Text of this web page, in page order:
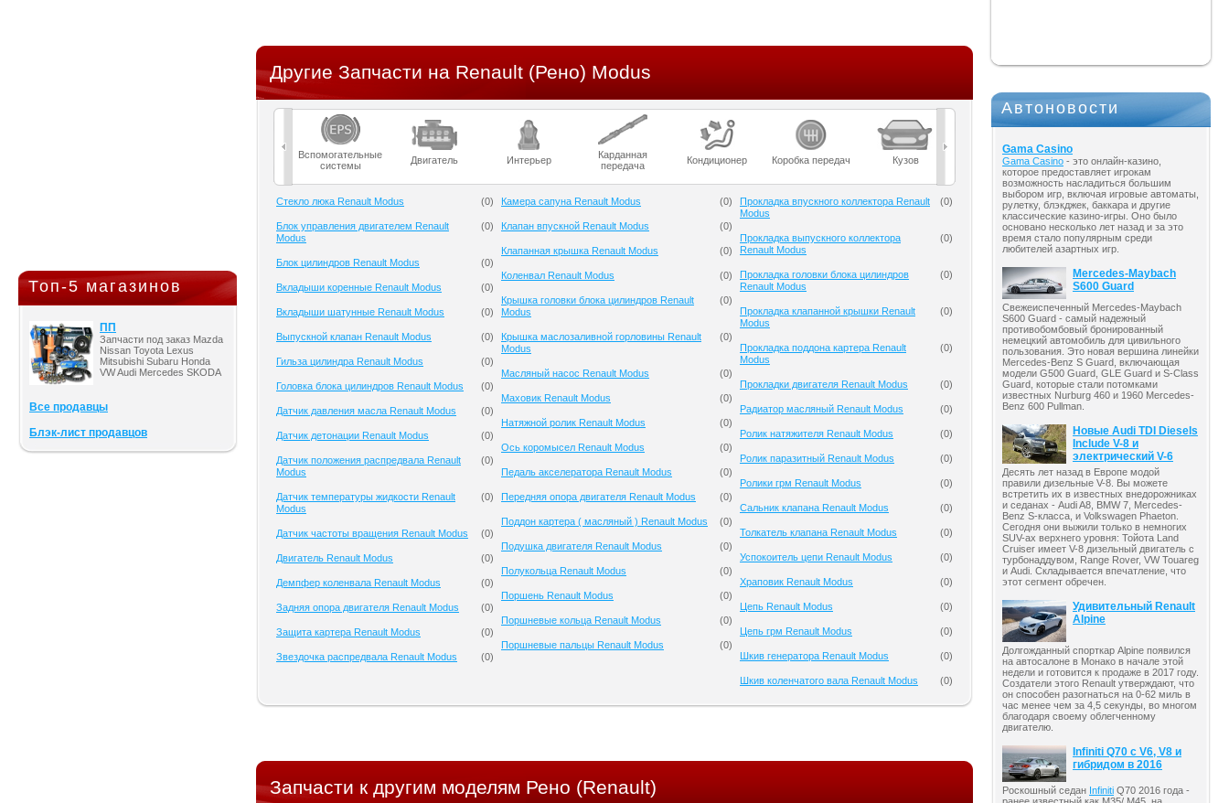
Топ-5 магазинов
ПП
Запчасти под заказ Mazda
Nissan Toyota Lexus
Mitsubishi Subaru Honda
VW Audi Mercedes SKODA
Все продавцы
Блэк-лист продавцов
Другие Запчасти на Renault (Рено) Modus
Вспомогательные
системы
Двигатель Интерьер
Карданная
передача
Кондиционер Коробка передач Кузов Масла Мост
Cтекло люка Renault Modus (0)
Блок управления двигателем Renault
Modus
(0)
Блок цилиндров Renault Modus (0)
Вкладыши коренные Renault Modus (0)
Вкладыши шатунные Renault Modus (0)
Выпускной клапан Renault Modus (0)
Гильза цилиндра Renault Modus (0)
Головка блока цилиндров Renault Modus (0)
Датчик давления масла Renault Modus (0)
Датчик детонации Renault Modus (0)
Датчик положения распредвала Renault
Modus
(0)
Датчик температуры жидкости Renault
Modus
(0)
Датчик частоты вращения Renault Modus (0)
Двигатель Renault Modus (0)
Демпфер коленвала Renault Modus (0)
Задняя опора двигателя Renault Modus (0)
Защита картера Renault Modus (0)
Звездочка распредвала Renault Modus (0)
Камера сапуна Renault Modus (0)
Клапан впускной Renault Modus (0)
Клапанная крышка Renault Modus (0)
Коленвал Renault Modus (0)
Крышка головки блока цилиндров Renault
Modus
(0)
Крышка маслозаливной горловины Renault
Modus
(0)
Масляный насос Renault Modus (0)
Маховик Renault Modus (0)
Натяжной ролик Renault Modus (0)
Ось коромысел Renault Modus (0)
Педаль акселератора Renault Modus (0)
Передняя опора двигателя Renault Modus (0)
Поддон картера ( масляный ) Renault Modus (0)
Подушка двигателя Renault Modus (0)
Полукольца Renault Modus (0)
Поршень Renault Modus (0)
Поршневые кольца Renault Modus (0)
Поршневые пальцы Renault Modus (0)
Прокладка впускного коллектора Renault
Modus
(0)
Прокладка выпускного коллектора
Renault Modus
(0)
Прокладка головки блока цилиндров
Renault Modus
(0)
Прокладка клапанной крышки Renault
Modus
(0)
Прокладка поддона картера Renault
Modus
(0)
Прокладки двигателя Renault Modus (0)
Радиатор масляный Renault Modus (0)
Ролик натяжителя Renault Modus (0)
Ролик паразитный Renault Modus (0)
Ролики грм Renault Modus (0)
Сальник клапана Renault Modus (0)
Толкатель клапана Renault Modus (0)
Успокоитель цепи Renault Modus (0)
Храповик Renault Modus (0)
Цепь Renault Modus (0)
Цепь грм Renault Modus (0)
Шкив генератора Renault Modus (0)
Шкив коленчатого вала Renault Modus (0)
Запчасти к другим моделям Рено (Renault)
Автоновости
Gama Casino
Gama Casino - это онлайн-казино,
которое предоставляет игрокам
возможность насладиться большим
выбором игр, включая игровые автоматы,
рулетку, блэкджек, баккара и другие
классические казино-игры. Оно было
основано несколько лет назад и за это
время стало популярным среди
любителей азартных игр.
Mercedes-Maybach
S600 Guard
Свежеиспеченный Mercedes-Maybach
S600 Guard - самый надежный
противобомбовый бронированный
немецкий автомобиль для цивильного
пользования. Это новая вершина линейки
Mercedes-Benz S Guard, включающая
модели G500 Guard, GLE Guard и S-Class
Guard, которые стали потомками
известных Nurburg 460 и 1960 Mercedes-
Benz 600 Pullman.
Новые Audi TDI Diesels
Include V-8 и
электрический V-6
Десять лет назад в Европе модой
правили дизельные V-8. Вы можете
встретить их в известных внедорожниках
и седанах - Audi A8, BMW 7, Mercedes-
Benz S-класса, и Volkswagen Phaeton.
Сегодня они выжили только в немногих
SUV-ах верхнего уровня: Тойота Land
Cruiser имеет V-8 дизельный двигатель с
турбонаддувом, Range Rover, VW Touareg
и Audi. Складывается впечатление, что
этот сегмент обречен.
Удивительный Renault
Alpine
Долгожданный спорткар Alpine появился
на автосалоне в Монако в начале этой
недели и готовится к продаже в 2017 году.
Создатели этого Renault утверждают, что
он способен разогнаться на 0-62 миль в
час менее чем за 4,5 секунды, во многом
благодаря своему облегченному
двигателю.
Infiniti Q70 с V6, V8 и
гибридом в 2016
Роскошный седан Infiniti Q70 2016 года -